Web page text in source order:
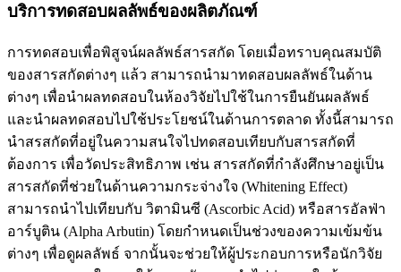
บริการทดสอบผลลัพธ์ของผลิตภัณฑ์
การทดสอบเพื่อพิสูจน์ผลลัพธ์สารสกัด โดยเมื่อทราบคุณสมบัติ
ของสารสกัดต่างๆ แล้ว สามารถนำมาทดสอบผลลัพธ์ในด้าน
ต่างๆ เพื่อนำผลทดสอบในห้องวิจัยไปใช้ในการยืนยันผลลัพธ์
และนำผลทดสอบไปใช้ประโยชน์ในด้านการตลาด ทั้งนี้สามารถ
นำสรสกัดที่อยู่ในความสนใจไปทดสอบเทียบกับสารสกัดที่
ต้องการ เพื่อวัดประสิทธิภาพ เช่น สารสกัดที่กำลังศึกษาอยู่เป็น
สารสกัดที่ช่วยในด้านความกระจ่างใจ (Whitening Effect)
สามารถนำไปเทียบกับ วิตามินซี (Ascorbic Acid) หรือสารอัลฟ่า
อาร์บูติน (Alpha Arbutin) โดยกำหนดเป็นช่วงของความเข้มข้น
ต่างๆ เพื่อดูผลลัพธ์ จากนั้นจะช่วยให้ผู้ประกอบการหรือนักวิจัย